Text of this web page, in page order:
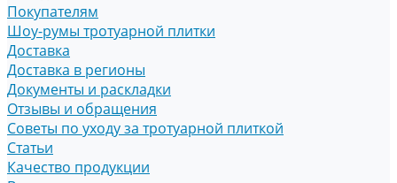
Покупателям
Шоу-румы тротуарной плитки
Доставка
Доставка в регионы
Документы и раскладки
Отзывы и обращения
Советы по уходу за тротуарной плиткой
Статьи
Качество продукции